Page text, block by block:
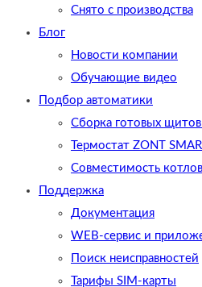
Снято с производства
Блог
Новости компании
Обучающие видео
Подбор автоматики
Сборка готовых щитов
Термостат ZONT
Совместимость котлов
Поддержка
Документация
WEB-сервис и
Поиск неисправностей
Тарифы SIM-карты